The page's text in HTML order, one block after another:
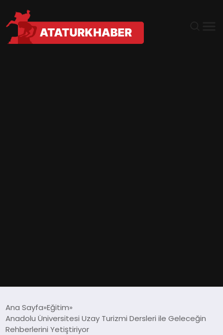
DÜNYA
Ana Sayfa Eğitim
Anadolu Üniversitesi Uzay Turizmi Dersleri ile Geleceğin
Rehberlerini Yetiştiriyor